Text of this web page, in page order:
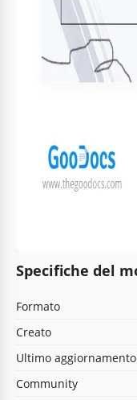
Specifiche del
Formato
Creato
Ultimo aggiornamento
Community